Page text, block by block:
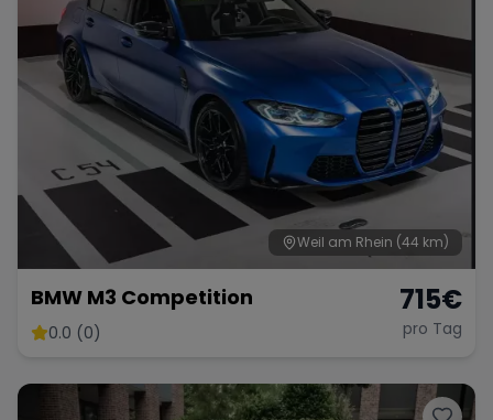
Weil am Rhein (44 km)
BMW M3 Competition
0.0 (0)
715€
pro Tag